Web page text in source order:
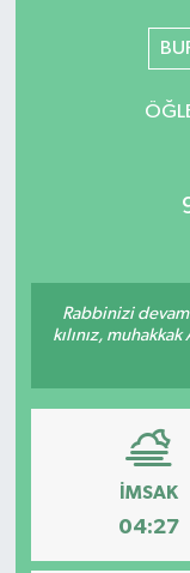
Rabbinizi
kılınız,
İMSAK
04:27